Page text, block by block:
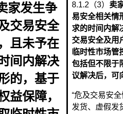
家发生争
交易安全
且未予在
间内解决
的，基于
益保障，
8.1.2（3） 卖
易安全相关情
求的时间内解
交易安全及用
临时性市场管
包括但不限于
议解决后，可
“危及交易安
发货、虚假发